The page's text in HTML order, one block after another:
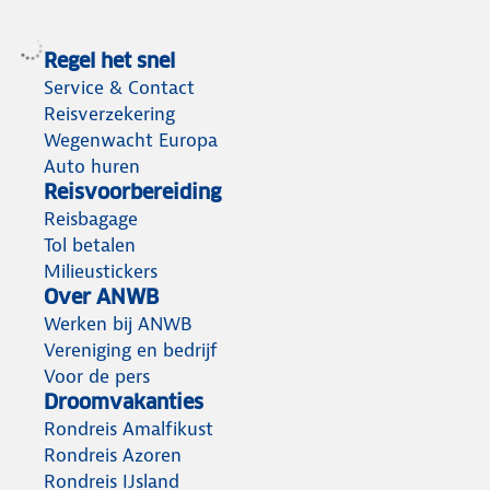
Regel het snel
Service & Contact
Reisverzekering
Wegenwacht Europa
Auto huren
Reisvoorbereiding
Reisbagage
Tol betalen
Milieustickers
Over ANWB
Werken bij ANWB
Vereniging en bedrijf
Voor de pers
Droomvakanties
Rondreis Amalfikust
Rondreis Azoren
Rondreis IJsland